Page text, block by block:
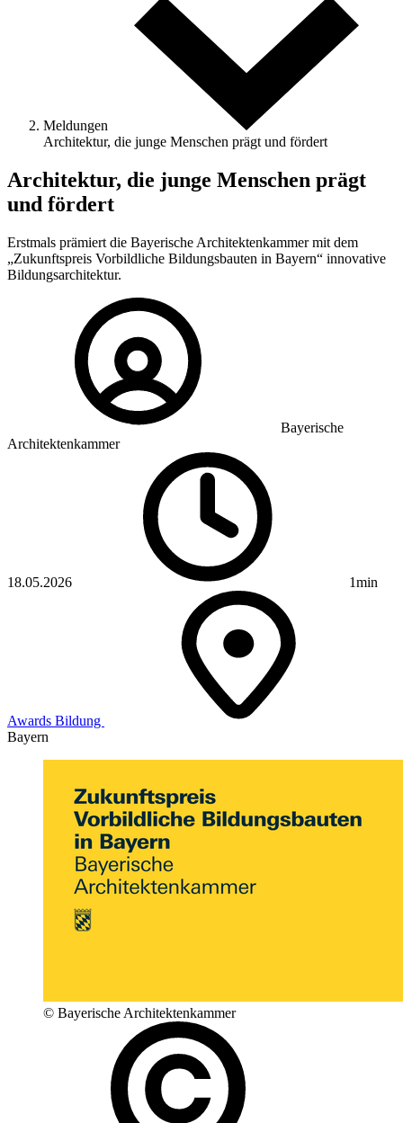
Meldungen
Architektur, die junge Menschen prägt und fördert
Architektur, die junge Menschen prägt
und fördert
Erstmals prämiert die Bayerische Architektenkammer mit dem
„Zukunftspreis Vorbildliche Bildungsbauten in Bayern“ innovative
Bildungsarchitektur.
Bayerische
Architektenkammer
18.05.2026 1min
Awards Bildung
Bayern
© Bayerische Architektenkammer